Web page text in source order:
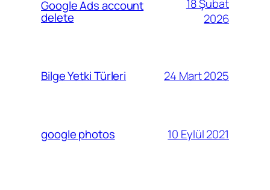
Google Ads account
delete
18 Şubat
2026
Bilge Yetki Türleri 24 Mart 2025
google photos 10 Eylül 2021